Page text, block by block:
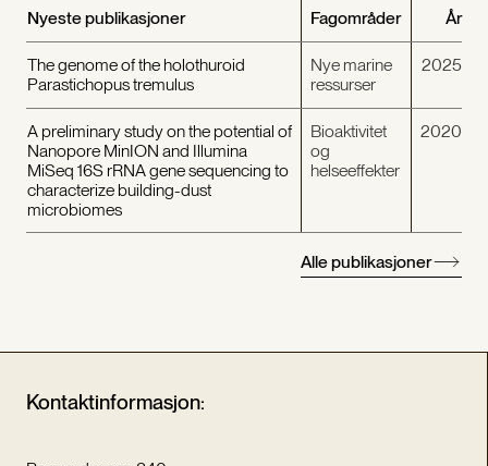
Nyeste publikasjoner Fagområder År
The genome of the holothuroid
Parastichopus tremulus
Nye marine
ressurser
2025
A preliminary study on the potential of
Nanopore MinION and Illumina
MiSeq 16S rRNA gene sequencing to
characterize building-dust
microbiomes
Bioaktivitet
og
helseeffekter
2020
Alle publikasjoner
Kontaktinformasjon: